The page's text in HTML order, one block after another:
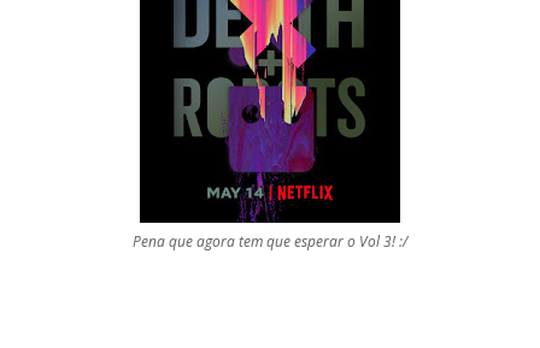
Pena que agora tem que esperar o Vol 3! :/